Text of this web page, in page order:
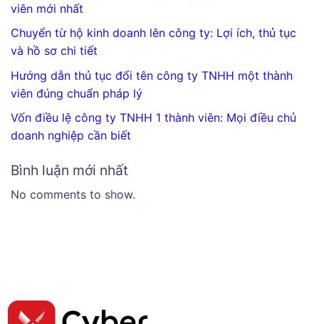
viên mới nhất
Chuyển từ hộ kinh doanh lên công ty: Lợi ích, thủ tục
và hồ sơ chi tiết
Hướng dẫn thủ tục đổi tên công ty TNHH một thành
viên đúng chuẩn pháp lý
Vốn điều lệ công ty TNHH 1 thành viên: Mọi điều chủ
doanh nghiệp cần biết
Bình luận mới nhất
No comments to show.